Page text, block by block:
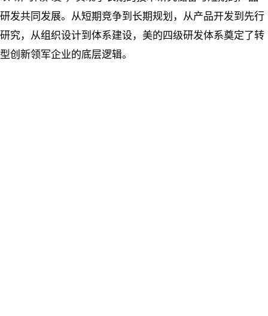
研发共同发展。从短期竞争到长期规划，从产品开发到先行
研究，从组织设计到体系建设，美的四级研发体系奠定了转
型创新领军企业的底层逻辑。